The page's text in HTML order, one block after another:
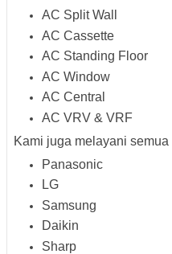
AC Split Wall
AC Cassette
AC Standing Floor
AC Window
AC Central
AC VRV & VRF
Kami juga melayani semua
Panasonic
LG
Samsung
Daikin
Sharp